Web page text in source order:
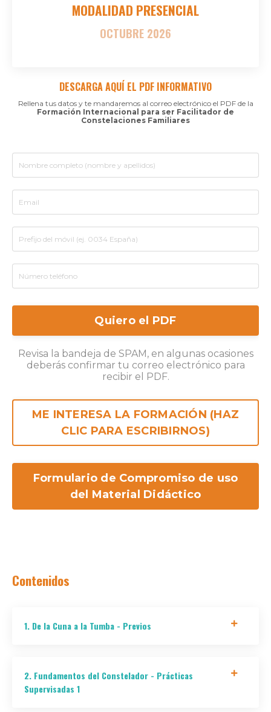
MODALIDAD PRESENCIAL
OCTUBRE 2026
DESCARGA AQUÍ EL PDF INFORMATIVO
Rellena tus datos y te mandaremos al correo electrónico el PDF de la
Formación Internacional para ser Facilitador de
Constelaciones Familiares
Quiero el PDF
Revisa la bandeja de SPAM, en algunas ocasiones
deberás confirmar tu correo electrónico para
recibir el PDF.
ME INTERESA LA FORMACIÓN (HAZ
CLIC PARA ESCRIBIRNOS)
Formulario de Compromiso de uso
del Material Didáctico
Contenidos
1. De la Cuna a la Tumba - Previos
2. Fundamentos del Constelador - Prácticas
Supervisadas 1